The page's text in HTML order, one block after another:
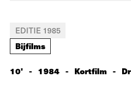
EDITIE 1985
Bijfilms
10' - 1984 - Kortfilm -